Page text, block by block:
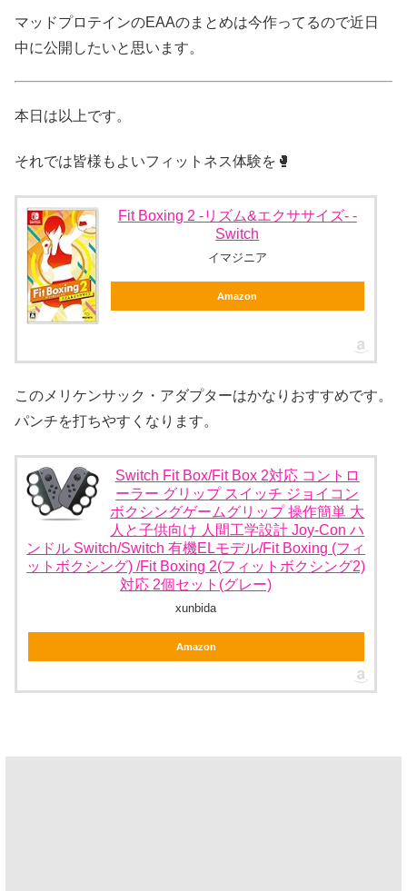
マッドプロテインのEAAのまとめは今作ってるので近日
中に公開したいと思います。
本日は以上です。
それでは皆様もよいフィットネス体験を🥊
Fit Boxing 2 -リズム&エクササイズ- -
Switch
イマジニア
Amazon
このメリケンサック・アダプターはかなりおすすめです。
パンチを打ちやすくなります。
Switch Fit Box/Fit Box 2対応 コントロ
ーラー グリップ スイッチ ジョイコン
ボクシングゲームグリップ 操作簡単 大
人と子供向け 人間工学設計 Joy-Con ハ
ンドル Switch/Switch 有機ELモデル/Fit Boxing (フィ
ットボクシング) /Fit Boxing 2(フィットボクシング2)
対応 2個セット(グレー)
xunbida
Amazon